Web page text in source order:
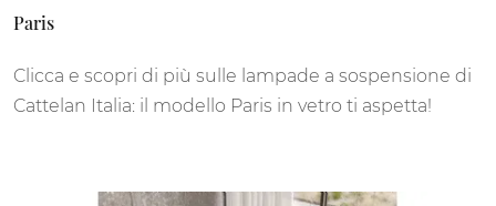
Paris
Clicca e scopri di più sulle lampade a sospensione di
Cattelan Italia: il modello Paris in vetro ti aspetta!